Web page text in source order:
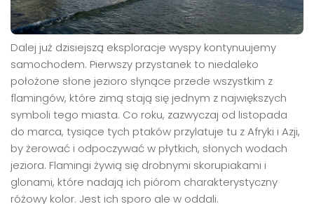
Dalej już dzisiejszą eksploracje wyspy kontynuujemy
samochodem. Pierwszy przystanek to niedaleko
położone słone jezioro słynące przede wszystkim z
flamingów, które zimą stają się jednym z największych
symboli tego miasta. Co roku, zazwyczaj od listopada
do marca, tysiące tych ptaków przylatuje tu z Afryki i Azji,
by żerować i odpoczywać w płytkich, słonych wodach
jeziora. Flamingi żywią się drobnymi skorupiakami i
glonami, które nadają ich piórom charakterystyczny
różowy kolor. Jest ich sporo ale w oddali.